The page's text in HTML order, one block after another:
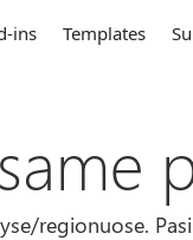
ins Templates
regionuose.